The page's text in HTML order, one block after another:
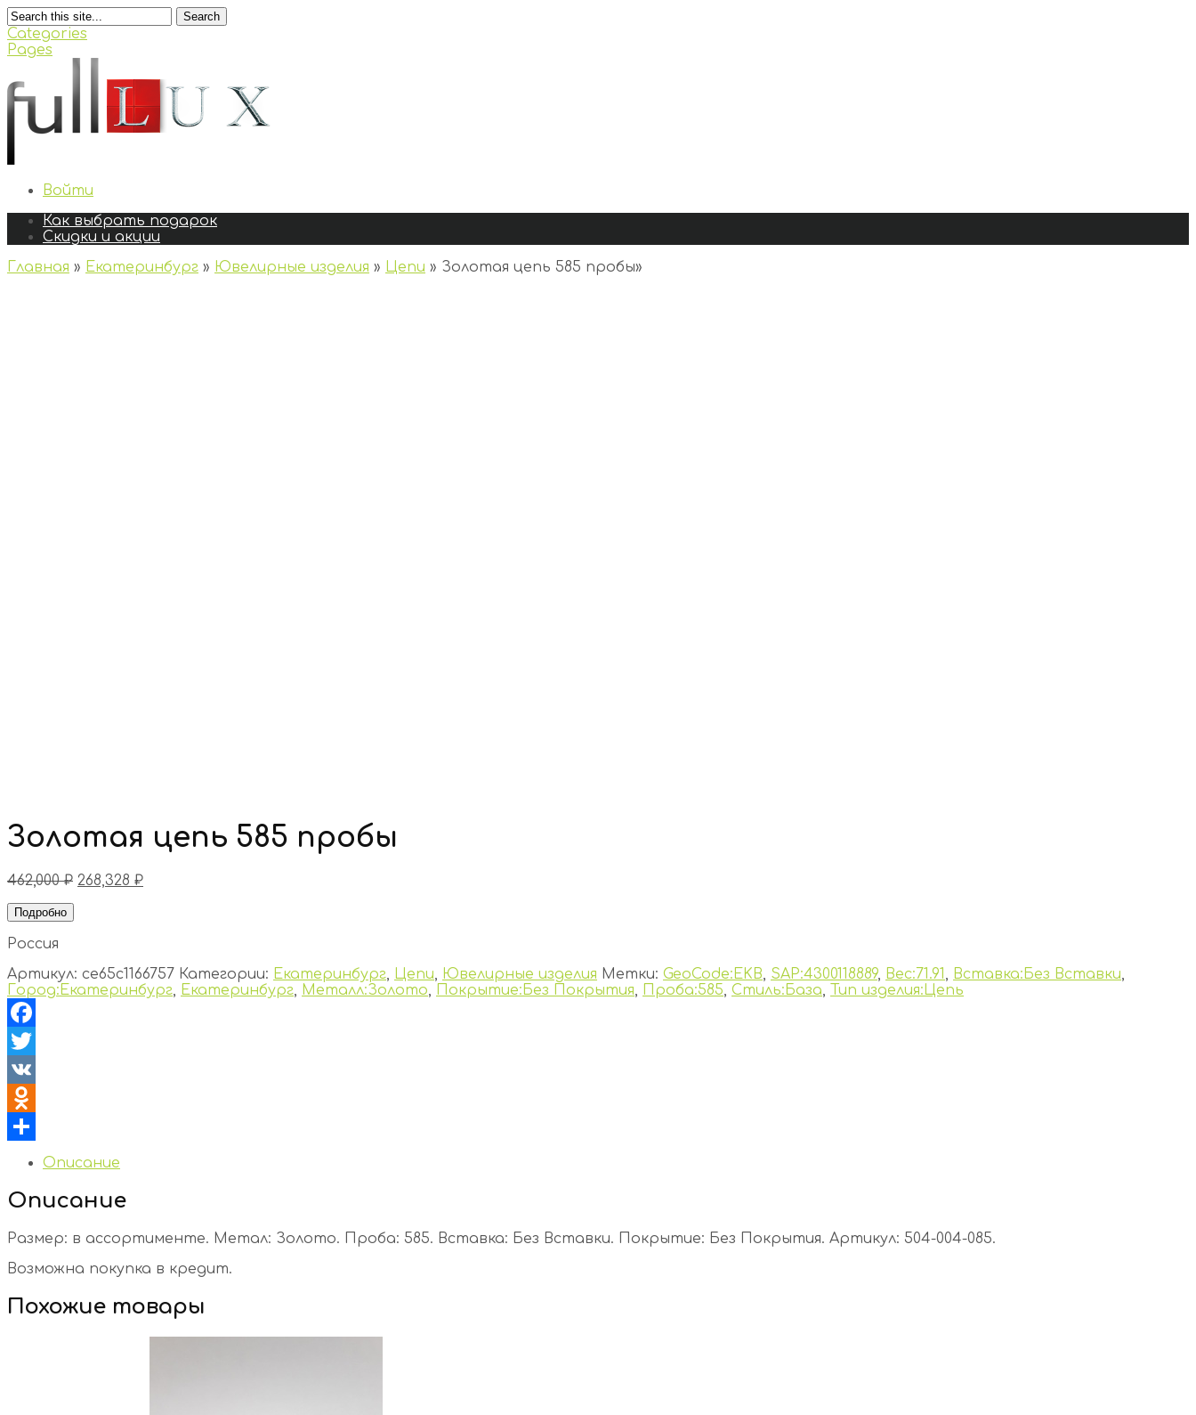
Search
Categories
Pages
Войти
Как выбрать подарок
Скидки и акции
Главная » Екатеринбург » Ювелирные изделия » Цепи » Золотая цепь 585 пробы»
Золотая цепь 585 пробы
462,000₽ 268,328 ₽
Подробно
Россия
Артикул: ce65c1166757 Категории: Екатеринбург, Цепи, Ювелирные изделия Метки: GeoCode:EKB, SAP:4300118889, Вес:71.91, Вставка:Без Вставки,
Город:Екатеринбург, Екатеринбург, Металл:Золото, Покрытие:Без Покрытия, Проба:585, Стиль:База, Тип изделия:Цепь
Facebook
Twitter
VK
Odnoklassniki
Отправить
Описание
Описание
Размер: в ассортименте. Метал: Золото. Проба: 585. Вставка: Без Вставки. Покрытие: Без Покрытия. Артикул: 504-004-085.
Возможна покупка в кредит.
Похожие товары